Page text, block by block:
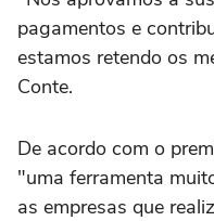
pagamentos e
estamos retendo os
Conte.
De acordo com o
"uma ferramenta
as empresas que